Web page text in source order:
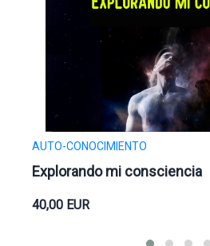
AUTO-CONOCIMIENTO
Explorando mi consciencia
40,00 EUR